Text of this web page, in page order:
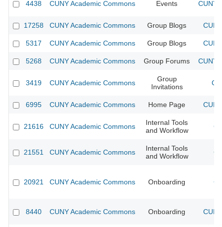
4438 CUNY Academic Commons Events CUNY
17258 CUNY Academic Commons Group Blogs
5317 CUNY Academic Commons Group Blogs
5268 CUNY Academic Commons Group Forums CUNY
3419 CUNY Academic Commons
Group
Invitations
6995 CUNY Academic Commons Home Page
21616 CUNY Academic Commons
Internal Tools
and Workflow
21551 CUNY Academic Commons
Internal Tools
and Workflow
20921 CUNY Academic Commons Onboarding
8440 CUNY Academic Commons Onboarding